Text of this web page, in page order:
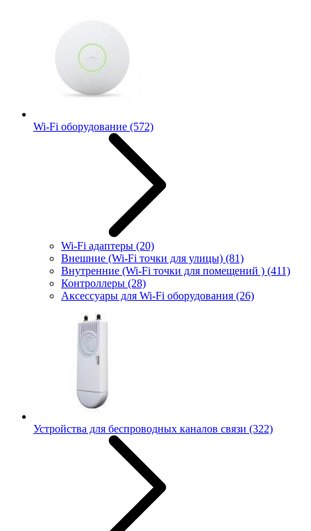
Wi-Fi оборудование (572)
Wi-Fi адаптеры (20)
Внешние (Wi-Fi точки для улицы) (81)
Внутренние (Wi-Fi точки для помещений ) (411)
Контроллеры (28)
Аксессуары для Wi-Fi оборудования (26)
Устройства для беспроводных каналов связи (322)